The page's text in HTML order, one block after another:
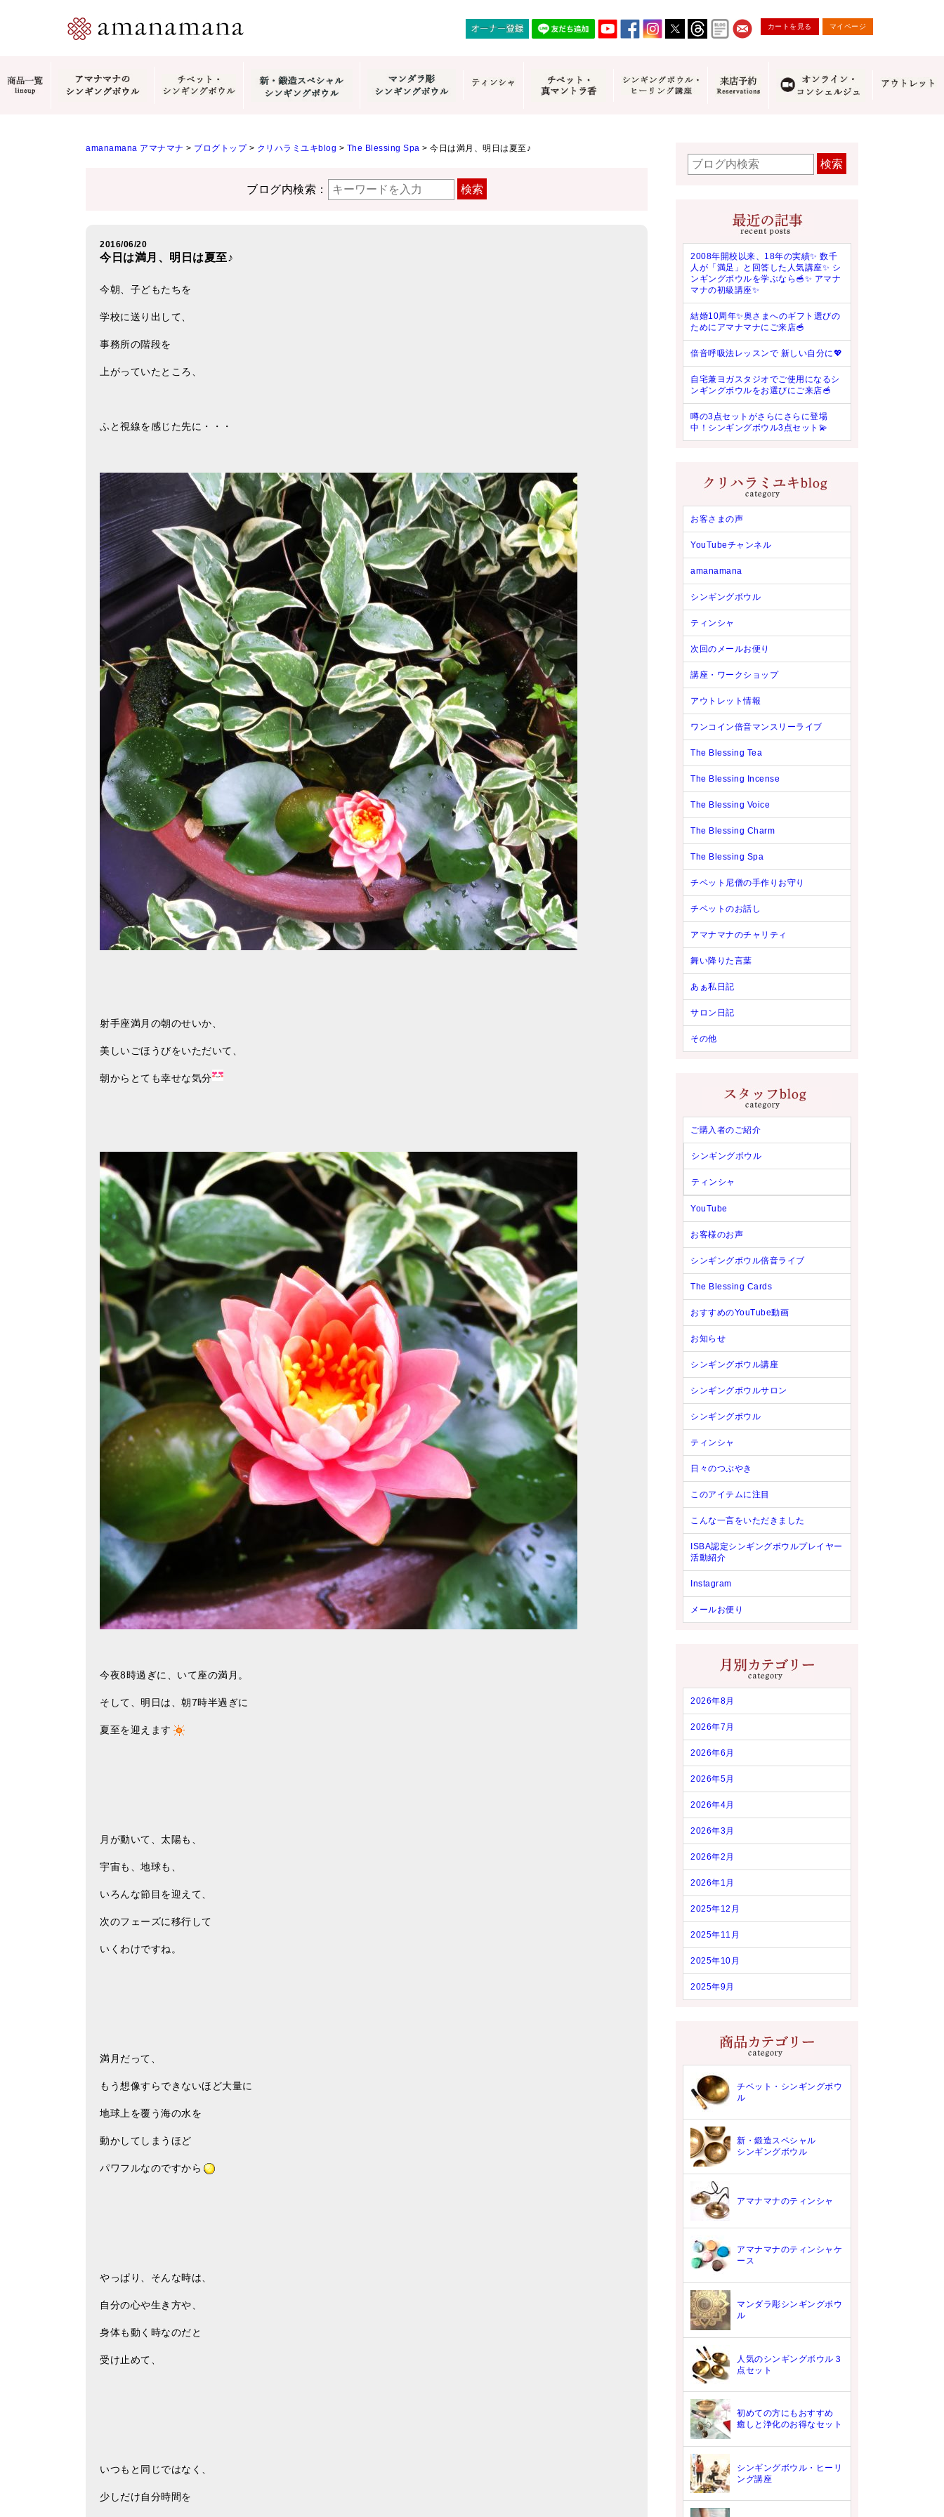
カートを見る マイページ
amanamana アマナマナ > ブログトップ> クリハラミユキblog > The Blessing Spa > 今日は満月、明日は夏至♪
ブログ内検索： 検索
2016/06/20
今日は満月、明日は夏至♪
今朝、子どもたちを
学校に送り出して、
事務所の階段を
上がっていたところ、
ふと視線を感じた先に・・・
射手座満月の朝のせいか、
美しいごほうびをいただいて、
朝からとても幸せな気分
今夜8時過ぎに、いて座の満月。
そして、明日は、朝7時半過ぎに
夏至を迎えます
月が動いて、太陽も、
宇宙も、地球も、
いろんな節目を迎えて、
次のフェーズに移行して
いくわけですね。
満月だって、
もう想像すらできないほど大量に
地球上を覆う海の水を
動かしてしまうほど
パワフルなのですから
やっぱり、そんな時は、
自分の心や生き方や、
身体も動く時なのだと
受け止めて、
いつもと同じではなく、
少しだけ自分時間を
検索
2008年開校以来、18年の実績✨ 数千
人が「満足」と回答した人気講座✨ シ
ンギングボウルを学ぶなら🥣✨ アマナ
マナの初級講座✨
結婚10周年✨奥さまへのギフト選びの
ためにアマナマナにご来店🥣
倍音呼吸法レッスンで 新しい自分に💖
自宅兼ヨガスタジオでご使用になるシ
ンギングボウルをお選びにご来店🥣
噂の3点セットがさらにさらに登場
中！シンギングボウル3点セット💫
お客さまの声
YouTubeチャンネル
amanamana
シンギングボウル
ティンシャ
次回のメールお便り
講座・ワークショップ
アウトレット情報
ワンコイン倍音マンスリーライブ
The Blessing Tea
The Blessing Incense
The Blessing Voice
The Blessing Charm
The Blessing Spa
チベット尼僧の手作りお守り
チベットのお話し
アマナマナのチャリティ
舞い降りた言葉
あぁ私日記
サロン日記
その他
ご購入者のご紹介
シンギングボウル
ティンシャ
YouTube
お客様のお声
シンギングボウル倍音ライブ
The Blessing Cards
おすすめのYouTube動画
お知らせ
シンギングボウル講座
シンギングボウルサロン
シンギングボウル
ティンシャ
日々のつぶやき
このアイテムに注目
こんな一言をいただきました
ISBA認定シンギングボウルプレイヤー
活動紹介
Instagram
メールお便り
2026年8月
2026年7月
2026年6月
2026年5月
2026年4月
2026年3月
2026年2月
2026年1月
2025年12月
2025年11月
2025年10月
2025年9月
チベット・シンギングボウ
ル
新・鍛造スペシャル
シンギングボウル
アマナマナのティンシャ
アマナマナのティンシャケ
ース
マンダラ彫シンギングボウ
ル
人気のシンギングボウル３
点セット
初めての方にもおすすめ
癒しと浄化のお得なセット
シンギングボウル・ヒーリ
ング講座